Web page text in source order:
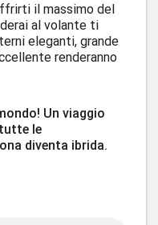
il massimo del
al volante ti
eleganti, grande
renderanno
Un viaggio
le
diventa ibrida.